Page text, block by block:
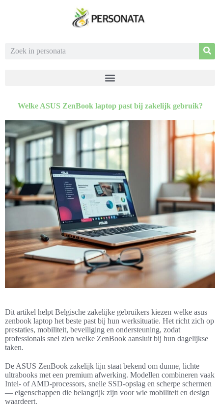
Welke ASUS ZenBook laptop past bij zakelijk gebruik?
Dit artikel helpt Belgische zakelijke gebruikers kiezen welke asus
zenbook laptop het beste past bij hun werksituatie. Het richt zich op
prestaties, mobiliteit, beveiliging en ondersteuning, zodat
professionals snel zien welke ZenBook aansluit bij hun dagelijkse
taken.
De ASUS ZenBook zakelijk lijn staat bekend om dunne, lichte
ultrabooks met een premium afwerking. Modellen combineren vaak
Intel- of AMD-processors, snelle SSD-opslag en scherpe schermen
— eigenschappen die belangrijk zijn voor wie mobiliteit en design
waardeert.